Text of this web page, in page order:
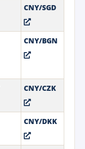
CNY/SGD
CNY/BGN
CNY/CZK
CNY/DKK